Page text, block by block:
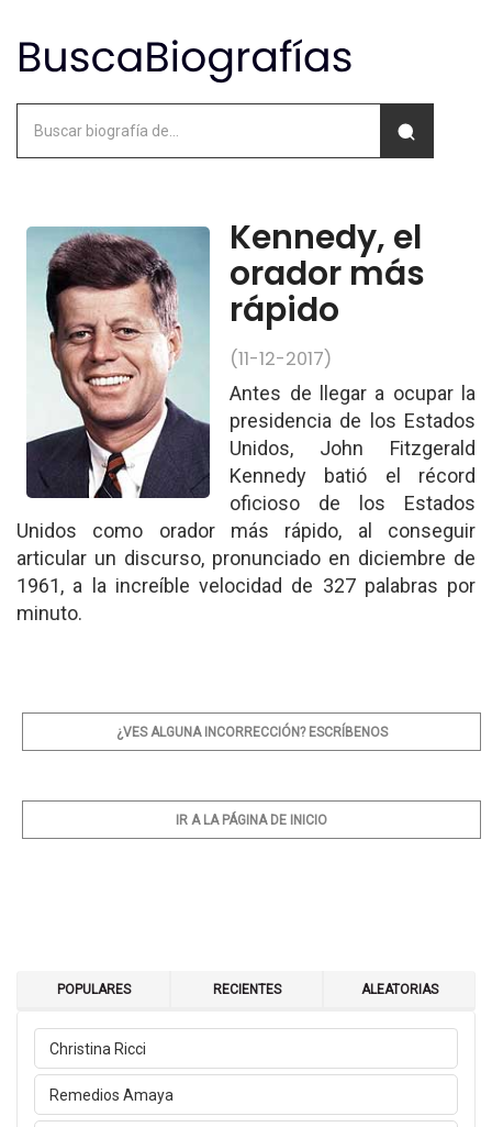
Kennedy, el
orador más
rápido
(11-12-2017)
Antes de llegar a ocupar la
presidencia de los Estados
Unidos, John Fitzgerald
Kennedy batió el récord
oficioso de los Estados
Unidos como orador más rápido, al conseguir
articular un discurso, pronunciado en diciembre de
1961, a la increíble velocidad de 327 palabras por
minuto.
¿VES ALGUNA INCORRECCIÓN? ESCRÍBENOS
IR A LA PÁGINA DE INICIO
POPULARES RECIENTES ALEATORIAS
Christina Ricci
Remedios Amaya